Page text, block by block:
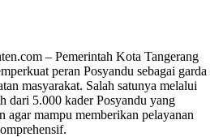
– Pemerintah Kota Tangerang
peran Posyandu sebagai garda
masyarakat. Salah satunya melalui
dari 5.000 kader Posyandu yang
agar mampu memberikan pelayanan